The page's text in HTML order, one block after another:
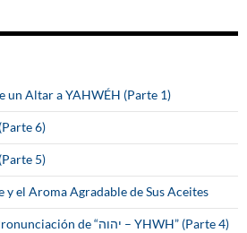
un Altar a YAHWÉH (Parte 1)
6)
5)
el Aroma Agradable de Sus Aceites
YAHWÉH es la Correcta Pronunciación de “יהוה – YHWH” (Parte 4)